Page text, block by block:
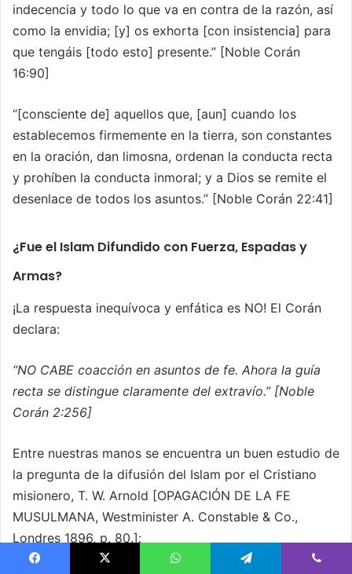
indecencia y todo lo que va en contra de la razón, así
como la envidia; [y] os exhorta [con insistencia] para
que tengáis [todo esto] presente.” [Noble Corán
16:90]
“[consciente de] aquellos que, [aun] cuando los
establecemos firmemente en la tierra, son constantes
en la oración, dan limosna, ordenan la conducta recta
y prohíben la conducta inmoral; y a Dios se remite el
desenlace de todos los asuntos.” [Noble Corán 22:41]
¿Fue el Islam Difundido con Fuerza, Espadas y
Armas?
¡La respuesta inequívoca y enfática es NO! El Corán
declara:
“NO CABE coacción en asuntos de fe. Ahora la guía
recta se distingue claramente del extravío.” [Noble
Corán 2:256]
Entre nuestras manos se encuentra un buen estudio de
la pregunta de la difusión del Islam por el Cristiano
misionero, T. W. Arnold [OPAGACIÓN DE LA FE
MUSULMANA, Westminister A. Constable & Co.,
Londres 1896, p. 80.]: